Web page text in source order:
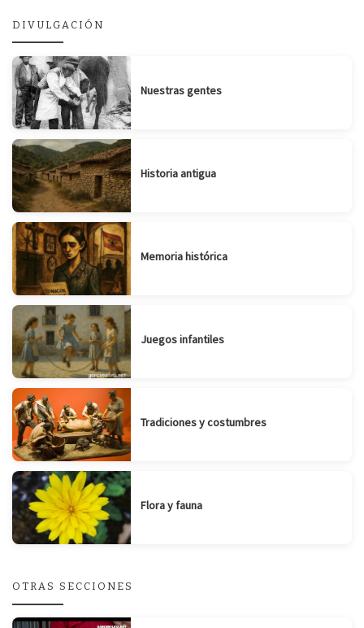
DIVULGACIÓN
Nuestras gentes
Historia antigua
Memoria histórica
Juegos infantiles
Tradiciones y costumbres
Flora y fauna
OTRAS SECCIONES